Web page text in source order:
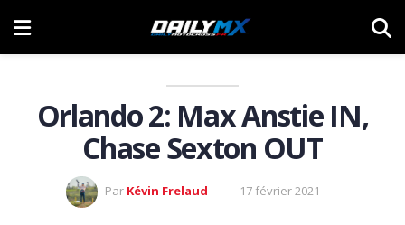
Orlando 2: Max Anstie IN,
Chase Sexton OUT
Par Kévin Frelaud 17 février 2021